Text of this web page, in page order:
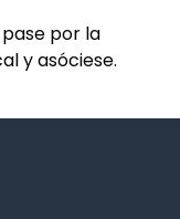
por la
y asóciese.